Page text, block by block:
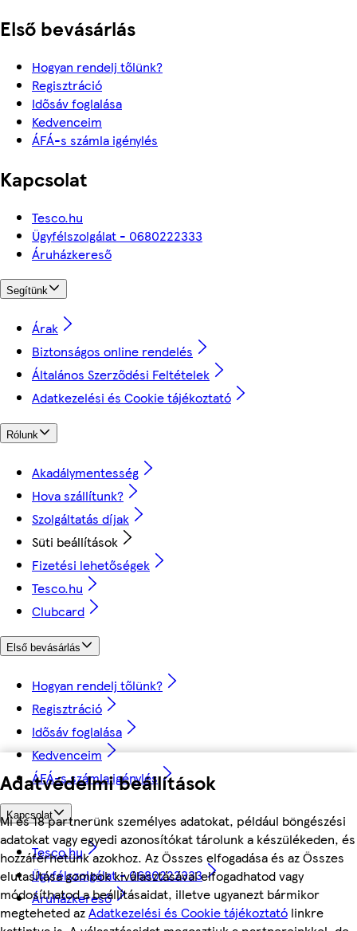
Adatvédelmi beállítások
Mi és 18 partnerünk személyes adatokat, például böngészési
adatokat vagy egyedi azonosítókat tárolunk a készülékeden, és
hozzáférhetünk azokhoz. Az Összes elfogadása és az Összes
elutasítása gombok kiválasztásával elfogadhatod vagy
módosíthatod a beállításaidat, illetve ugyanezt bármikor
megteheted azAdatkezelési és Cookie tájékoztató linkre
Első bevásárlás
Hogyan rendelj tőlünk?
Regisztráció
Idősáv foglalása
Kedvenceim
ÁFÁ-s számla igénylés
Kapcsolat
Tesco.hu
Ügyfélszolgálat - 0680222333
Áruházkereső
Segítünk
Árak
Biztonságos online rendelés
Általános Szerződési Feltételek
Adatkezelési és Cookie tájékoztató
Rólunk
Akadálymentesség
Hova szállítunk?
Szolgáltatás díjak
Süti beállítások
Fizetési lehetőségek
Tesco.hu
Clubcard
Első bevásárlás
Hogyan rendelj tőlünk?
Regisztráció
Idősáv foglalása
Kedvenceim
ÁFÁ-s számla igénylés
Kapcsolat
Tesco.hu
Ügyfélszolgálat - 0680222333
Áruházkereső